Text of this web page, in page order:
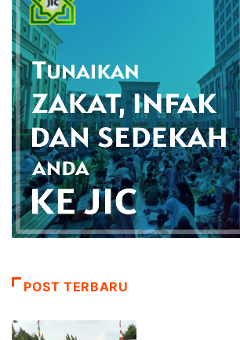
POST TERBARU